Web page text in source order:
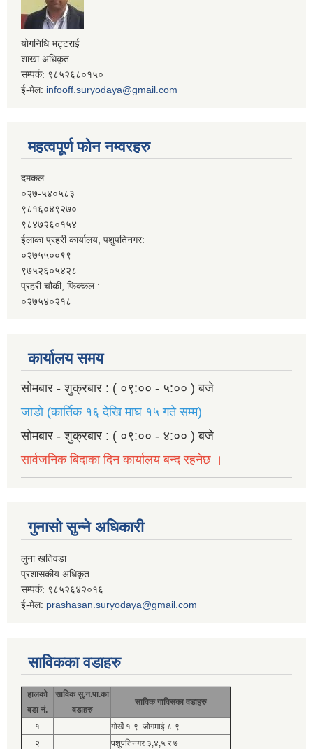
योगनिधि भट्टराई
शाखा अधिकृत
सम्पर्क: ९८५२६८०१५०
ई-मेल: infooff.suryodaya@gmail.com
महत्वपूर्ण फोन नम्वरहरु
दमकल:
०२७-५४०५८३
९८१६०४९२७०
९८४७२६०१५४
ईलाका प्रहरी कार्यालय, पशुपतिनगर:
०२७५५००९९
९७५२६०५४२८
प्रहरी चौकी, फिक्कल :
०२७५४०२१८
कार्यालय समय
सोमबार - शुक्रबार : ( ०९:०० - ५:०० ) बजे
जाडो (कार्तिक १६ देखि माघ १५ गते सम्म)
सोमबार - शुक्रबार : ( ०९:०० - ४:०० ) बजे
सार्वजनिक बिदाका दिन कार्यालय बन्द रहनेछ ।
गुनासो सुन्ने अधिकारी
लुना खतिवडा
प्रशासकीय अधिकृत
सम्पर्क: ९८५२६४२०१६
ई-मेल: prashasan.suryodaya@gmail.com
साविकका वडाहरु
हालको
वडा नं.
साविक सु.न.पा.का
वडाहरु
साविक गाविसका वडाहरु
१
गोर्खे १-९ जोगमाई ८-९
२
पशुपतिनगर ३,४,५ र ७